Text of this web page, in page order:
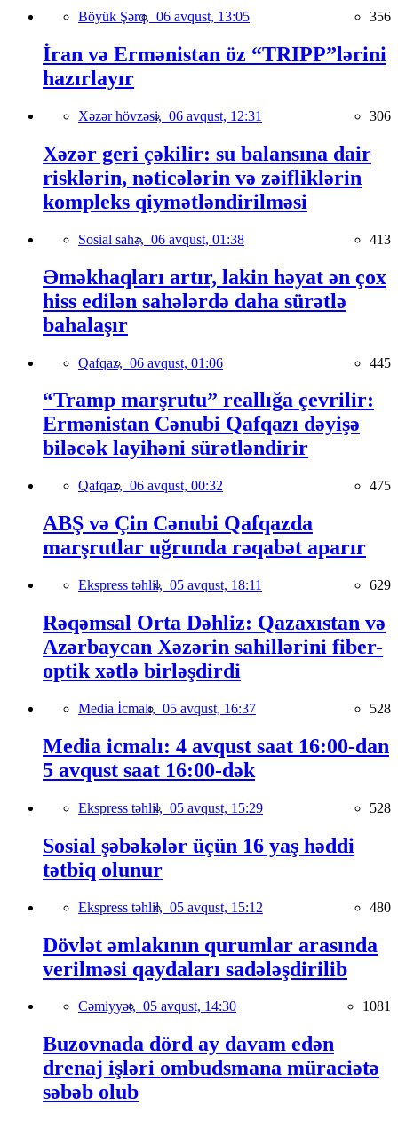
Böyük Şərq, 06 avqust, 13:05 356
İran və Ermənistan öz “TRIPP”lərini
hazırlayır
Xəzər hövzəsi, 06 avqust, 12:31 306
Xəzər geri çəkilir: su balansına dair
risklərin, nəticələrin və zəifliklərin
kompleks qiymətləndirilməsi
Sosial sahə, 06 avqust, 01:38 413
Əməkhaqları artır, lakin həyat ən çox
hiss edilən sahələrdə daha sürətlə
bahalaşır
Qafqaz, 06 avqust, 01:06 445
“Tramp marşrutu” reallığa çevrilir:
Ermənistan Cənubi Qafqazı dəyişə
biləcək layihəni sürətləndirir
Qafqaz, 06 avqust, 00:32 475
ABŞ və Çin Cənubi Qafqazda
marşrutlar uğrunda rəqabət aparır
Ekspress təhlil, 05 avqust, 18:11 629
Rəqəmsal Orta Dəhliz: Qazaxıstan və
Azərbaycan Xəzərin sahillərini fiber-
optik xətlə birləşdirdi
Media İcmalı, 05 avqust, 16:37 528
Media icmalı: 4 avqust saat 16:00-dan
5 avqust saat 16:00-dək
Ekspress təhlil, 05 avqust, 15:29 528
Sosial şəbəkələr üçün 16 yaş həddi
tətbiq olunur
Ekspress təhlil, 05 avqust, 15:12 480
Dövlət əmlakının qurumlar arasında
verilməsi qaydaları sadələşdirilib
Cəmiyyət, 05 avqust, 14:30 1081
Buzovnada dörd ay davam edən
drenaj işləri ombudsmana müraciətə
səbəb olub